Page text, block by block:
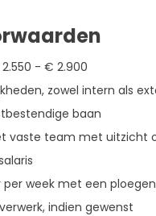
- € 2.900
zowel intern als
baan
vaste team met uitzicht
week met een
indien gewenst